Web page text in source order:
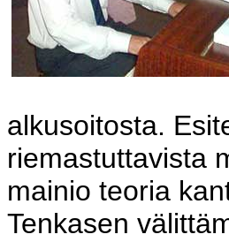
alkusoitosta.
riemastuttavista
mainio teoria
Tenkasen